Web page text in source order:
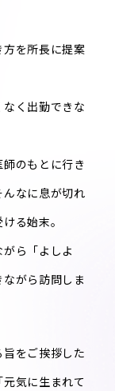
を所長に提案
く出勤できな
のもとに行き
なに息が切れ
る始末。
ら「よしよ
がら訪問しま
をご挨拶した
気に生まれて